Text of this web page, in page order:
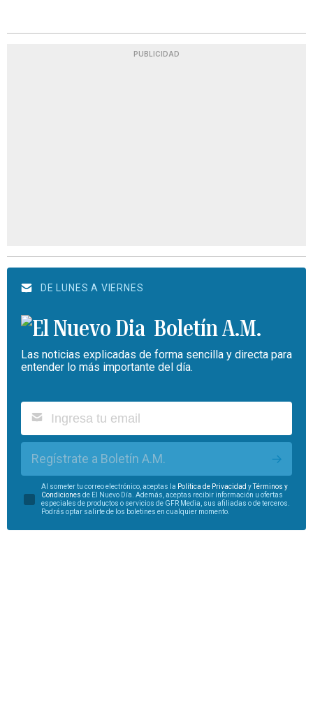
PUBLICIDAD
DE LUNES A VIERNES
Boletín A.M.
Las noticias explicadas de forma sencilla y directa para
entender lo más importante del día.
Regístrate a Boletín A.M.
Al someter tu correo electrónico, aceptas la Política de Privacidad yTérminos y
Condiciones de El Nuevo Día. Además, aceptas recibir información u ofertas
especiales de productos o servicios de GFR Media, sus afiliadas o de terceros.
Podrás optar salirte de los boletines en cualquier momento.